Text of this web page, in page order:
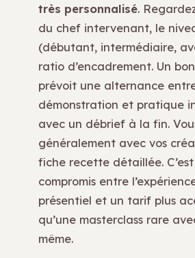
très personnalisé.
du chef intervenant, le
(débutant, intermédiaire,
ratio d’encadrement. Un
prévoit une alternance
démonstration et pratique
avec un débrief à la fin.
généralement avec vos
fiche recette détaillée.
compromis entre
présentiel et un tarif plus
qu’une masterclass rare
même.